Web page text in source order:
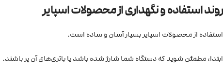
روند استفاده و نگهداری از محصولات اسپایر
استفاده از محصولات اسپایر بسیار آسان و ساده است.
ابتدا، مطمئن شوید که دستگاه شما شارژ شده باشد یا باتری‌های آن پر باشند.